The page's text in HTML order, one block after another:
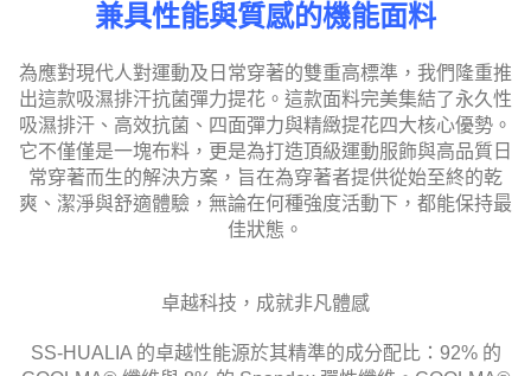
兼具性能與質感的機能面料
為應對現代人對運動及日常穿著的雙重高標準，我們隆重推
出這款吸濕排汗抗菌彈力提花。這款面料完美集結了永久性
吸濕排汗、高效抗菌、四面彈力與精緻提花四大核心優勢。
它不僅僅是一塊布料，更是為打造頂級運動服飾與高品質日
常穿著而生的解決方案，旨在為穿著者提供從始至終的乾
爽、潔淨與舒適體驗，無論在何種強度活動下，都能保持最
佳狀態。
卓越科技，成就非凡體感
SS-HUALIA 的卓越性能源於其精準的成分配比：92% 的